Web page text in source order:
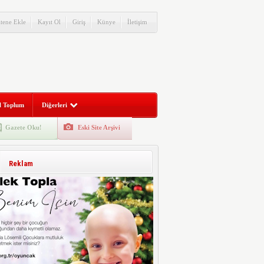
Ekle Kayıt Ol Giriş Künye İletişim
Toplum Diğerleri
Gazete Oku! Eski Site Arşivi
Reklam